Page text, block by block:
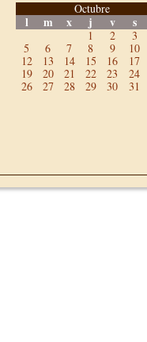
Octubre
l m x j v s
1 2
3
5
6 7 8 9
10
12
13 14 15 16
17
19
20 21 22 23
24
26
27 28 29 30 31